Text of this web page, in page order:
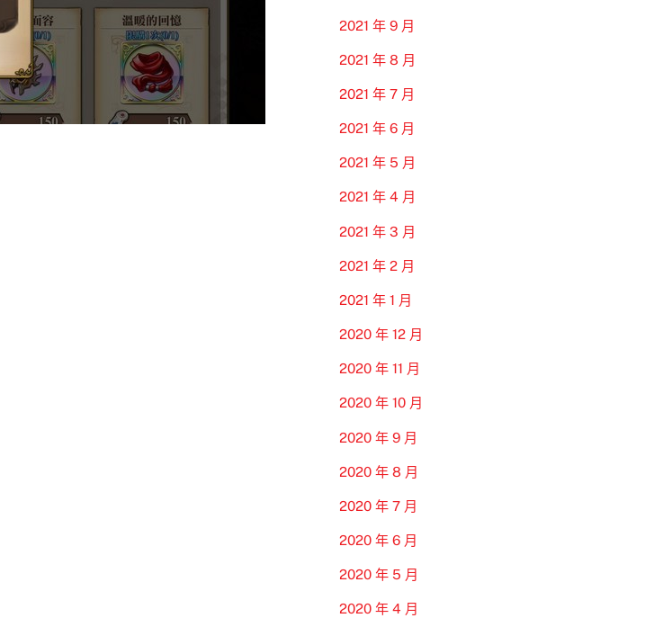
2021 年 9 月
2021 年 8 月
2021 年 7 月
2021 年 6 月
2021 年 5 月
2021 年 4 月
2021 年 3 月
2021 年 2 月
2021 年 1 月
2020 年 12 月
2020 年 11 月
2020 年 10 月
2020 年 9 月
2020 年 8 月
2020 年 7 月
2020 年 6 月
2020 年 5 月
2020 年 4 月